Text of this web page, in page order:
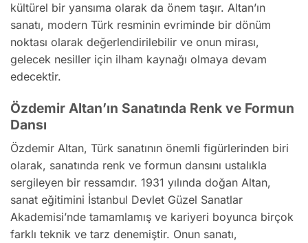
kültürel bir yansıma olarak da önem taşır. Altan’ın
sanatı, modern Türk resminin evriminde bir dönüm
noktası olarak değerlendirilebilir ve onun mirası,
gelecek nesiller için ilham kaynağı olmaya devam
edecektir.
Özdemir Altan’ın Sanatında Renk ve Formun
Dansı
Özdemir Altan, Türk sanatının önemli figürlerinden biri
olarak, sanatında renk ve formun dansını ustalıkla
sergileyen bir ressamdır. 1931 yılında doğan Altan,
sanat eğitimini İstanbul Devlet Güzel Sanatlar
Akademisi’nde tamamlamış ve kariyeri boyunca birçok
farklı teknik ve tarz denemiştir. Onun sanatı,